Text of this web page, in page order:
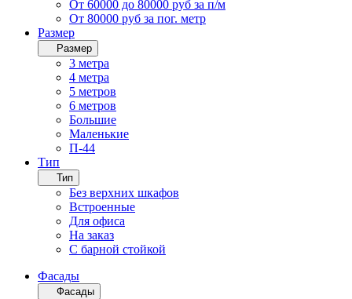
От 60000 до 80000 руб за п/м
От 80000 руб за пог. метр
Размер
Размер
3 метра
4 метра
5 метров
6 метров
Большие
Маленькие
П-44
Тип
Тип
Без верхних шкафов
Встроенные
Для офиса
На заказ
С барной стойкой
Фасады
Фасады